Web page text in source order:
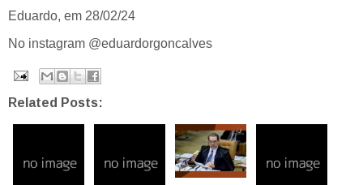
Eduardo, em 28/02/24
No instagram @eduardorgoncalves
Related Posts: